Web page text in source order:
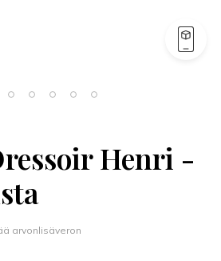
Henri -
arvonlisäveron